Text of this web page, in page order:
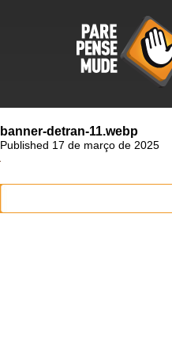
banner-detran-11.webp
Published 17 de março de 2025